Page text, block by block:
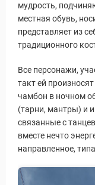
мудрость,
местная обувь,
представляет из
традиционного
Все персонажи,
такт ей
чамбон в ночном
(тарни, мантры) и
связанные с
вместе нечто
направленное,